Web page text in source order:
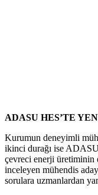
ADASU HES’TE
Kurumun deneyimli
ikinci durağı ise
çevreci enerji üretiminin
inceleyen mühendis
sorulara uzmanlardan